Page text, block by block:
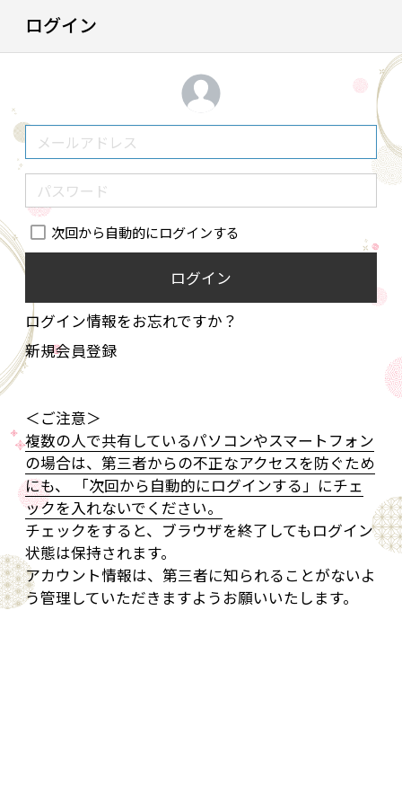
ログイン
次回から自動的にログインする
ログイン
ログイン情報をお忘れですか？
新規会員登録
＜ご注意＞
複数の人で共有しているパソコンやスマートフォン
の場合は、第三者からの不正なアクセスを防ぐため
にも、 「次回から自動的にログインする」にチェ
ックを入れないでください。
チェックをすると、ブラウザを終了してもログイン
状態は保持されます。
アカウント情報は、第三者に知られることがないよ
う管理していただきますようお願いいたします。